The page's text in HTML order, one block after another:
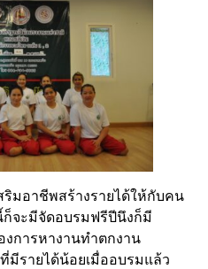
ริมอาชีพสร้างรายได้ให้กับคน
ก็จะมีจัดอบรมฟรีปีนึงก็มี
การหางานทำตกงาน
มีรายได้น้อยเมื่ออบรมแล้ว